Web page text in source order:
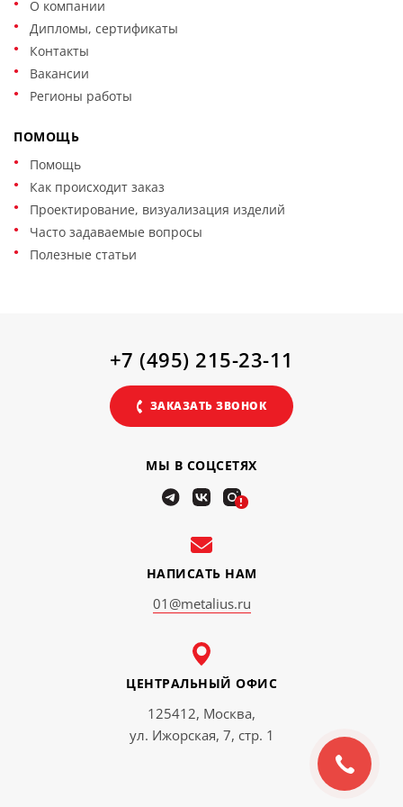
металлических изделий предполагает сварочные
работы, использование различного
электроинструмента, лако-красочных материалов. Для
исключения риска используется специальные виды
сварки, панели для защиты окружающей обстановки.
О компании
Дипломы, сертификаты
Контакты
Вакансии
Регионы работы
ПОМОЩЬ
Помощь
Как происходит заказ
Проектирование, визуализация изделий
Часто задаваемые вопросы
Полезные статьи
ЦЕНТРАЛЬНЫЙ ОФИС
125412, Москва,
ул. Ижорская, 7, стр. 1
НАПИСАТЬ НАМ
01@metalius.ru
МЫ В СОЦСЕТЯХ
!
+7 (495) 215-23-11
ЗАКАЗАТЬ ЗВОНОК